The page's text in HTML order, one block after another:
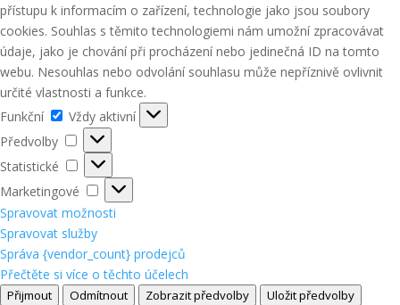
přístupu k informacím o zařízení, technologie jako jsou soubory
cookies. Souhlas s těmito technologiemi nám umožní zpracovávat
údaje, jako je chování při procházení nebo jedinečná ID na tomto
webu. Nesouhlas nebo odvolání souhlasu může nepříznivě ovlivnit
určité vlastnosti a funkce.
Funkční
Funkční
Vždy aktivní
Předvolby
Předvolby
Statistické
Statistické
Marketingové
Marketingové
Spravovat možnosti
Spravovat služby
Správa {vendor_count} prodejců
Přečtěte si více o těchto účelech
Přijmout Odmítnout Zobrazit předvolby Uložit předvolby